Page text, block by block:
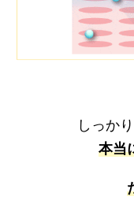
しっか
本当